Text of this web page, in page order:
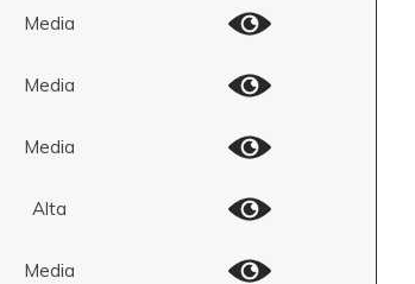
Media
Media
Media
Alta
Media